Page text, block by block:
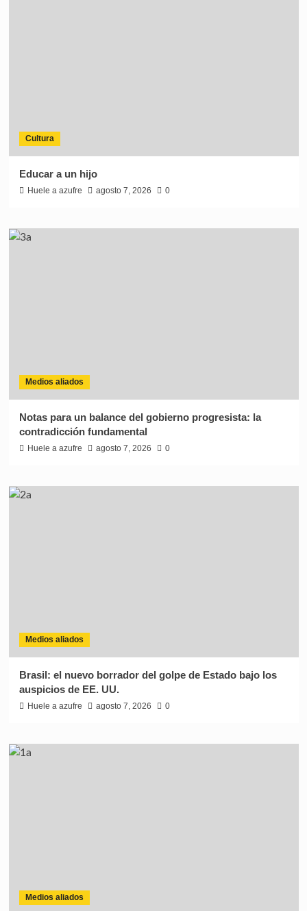
Cultura
Educar a un hijo
Huele a azufre agosto 7, 2026 0
Medios aliados
Notas para un balance del gobierno progresista: la
contradicción fundamental
Huele a azufre agosto 7, 2026 0
Medios aliados
Brasil: el nuevo borrador del golpe de Estado bajo los
auspicios de EE. UU.
Huele a azufre agosto 7, 2026 0
Medios aliados